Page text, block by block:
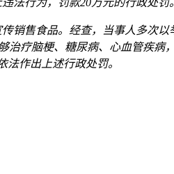
法行为，罚款20万元的行政处罚
销售食品。经查，当事人多次
治疗脑梗、糖尿病、心血管疾病
法作出上述行政处罚。